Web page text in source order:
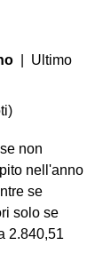
| Ultimo
)
non
nell'anno
se
solo se
2.840,51